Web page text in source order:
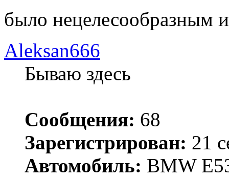
было нецелесообразным
Aleksan666
Бываю здесь
Сообщения: 68
Зарегистрирован: 21
Автомобиль: BMW